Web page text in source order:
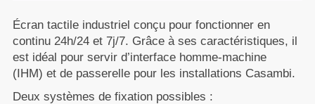
Écran tactile industriel conçu pour fonctionner en
continu 24h/24 et 7j/7. Grâce à ses caractéristiques, il
est idéal pour servir d’interface homme-machine
(IHM) et de passerelle pour les installations Casambi.
Deux systèmes de fixation possibles :